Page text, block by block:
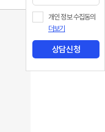
개인 정보 수집동의
더보기
상담신청